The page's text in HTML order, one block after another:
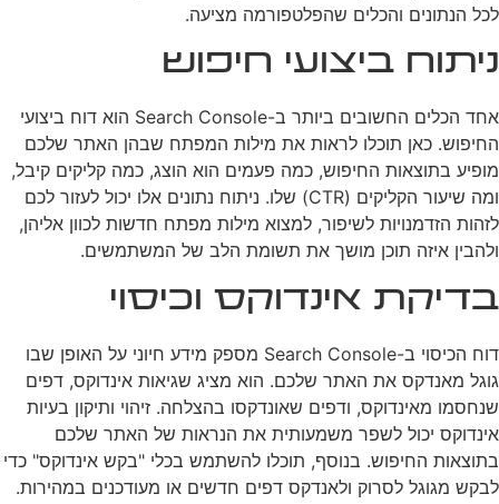
לכל הנתונים והכלים שהפלטפורמה מציעה.
ניתוח ביצועי חיפוש
אחד הכלים החשובים ביותר ב-Search Console הוא דוח ביצועי
החיפוש. כאן תוכלו לראות את מילות המפתח שבהן האתר שלכם
מופיע בתוצאות החיפוש, כמה פעמים הוא הוצג, כמה קליקים קיבל,
ומה שיעור הקליקים (CTR) שלו. ניתוח נתונים אלו יכול לעזור לכם
לזהות הזדמנויות לשיפור, למצוא מילות מפתח חדשות לכוון אליהן,
ולהבין איזה תוכן מושך את תשומת הלב של המשתמשים.
בדיקת אינדוקס וכיסוי
דוח הכיסוי ב-Search Console מספק מידע חיוני על האופן שבו
גוגל מאנדקס את האתר שלכם. הוא מציג שגיאות אינדוקס, דפים
שנחסמו מאינדוקס, ודפים שאונדקסו בהצלחה. זיהוי ותיקון בעיות
אינדוקס יכול לשפר משמעותית את הנראות של האתר שלכם
בתוצאות החיפוש. בנוסף, תוכלו להשתמש בכלי "בקש אינדוקס" כדי
לבקש מגוגל לסרוק ולאנדקס דפים חדשים או מעודכנים במהירות.